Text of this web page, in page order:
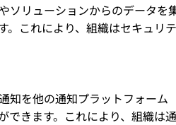
ソリューションからのデータ
。これにより、組織はセキュリ
知を他の通知プラットフォー
できます。これにより、組織は